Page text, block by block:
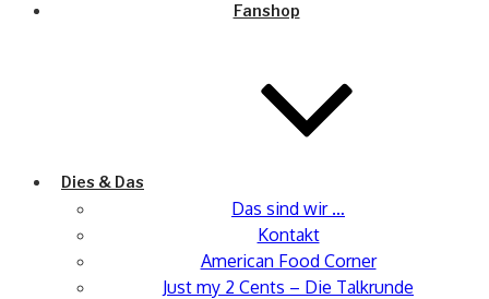
Fanshop
Dies & Das
Das sind wir …
Kontakt
American Food Corner
Just my 2 Cents – Die Talkrunde